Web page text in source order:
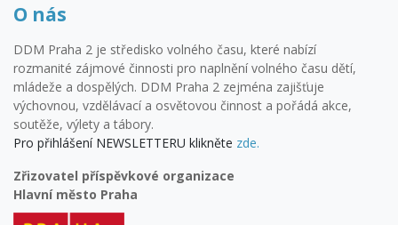
O nás
DDM Praha 2 je středisko volného času, které nabízí
rozmanité zájmové činnosti pro naplnění volného času dětí,
mládeže a dospělých. DDM Praha 2 zejména zajišťuje
výchovnou, vzdělávací a osvětovou činnost a pořádá akce,
soutěže, výlety a tábory.
Pro přihlášení NEWSLETTERU klikněte zde.
Zřizovatel příspěvkové organizace
Hlavní město Praha